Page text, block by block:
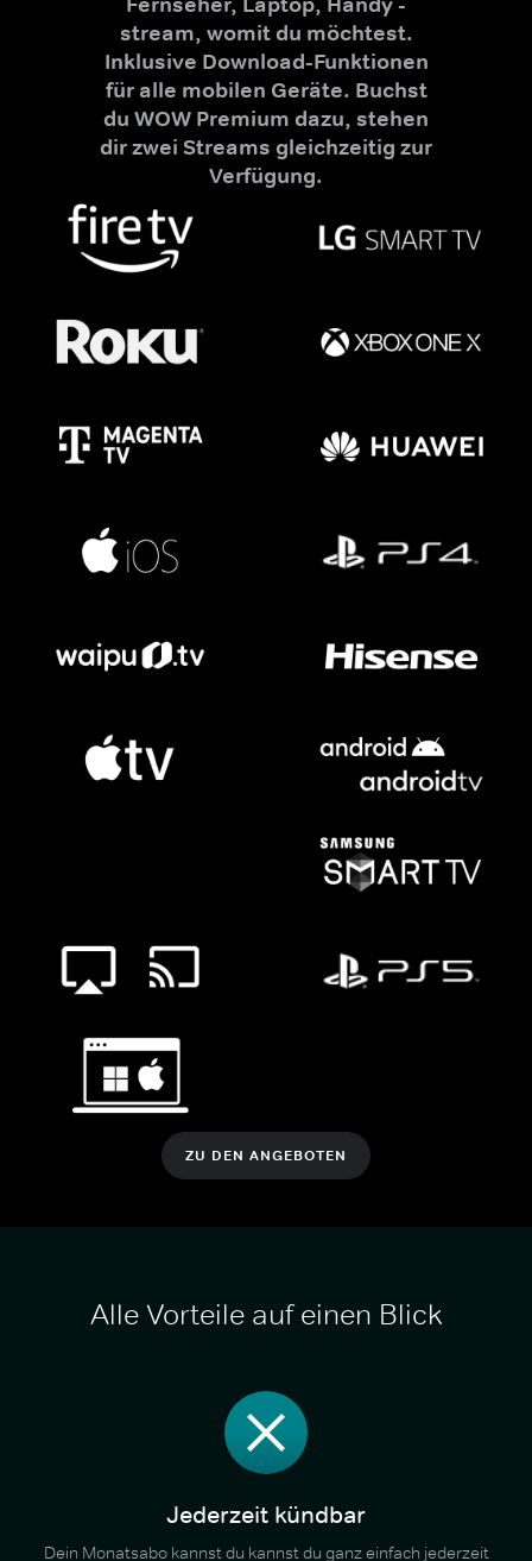
stream, womit du möchtest.
Inklusive Download-Funktionen
für alle mobilen Geräte. Buchst
du WOW Premium dazu, stehen
dir zwei Streams gleichzeitig zur
Verfügung.
ZU DEN ANGEBOTEN
Alle Vorteile auf einen Blick
Jederzeit kündbar
Dein Monatsabo kannst du kannst du ganz einfach jederzeit